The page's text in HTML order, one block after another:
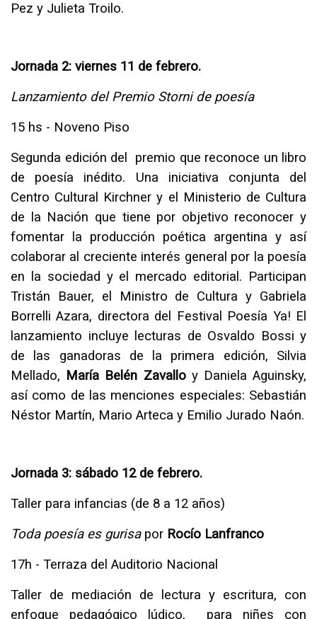
Pez y Julieta Troilo.
Jornada 2: viernes 11 de febrero.
Lanzamiento del Premio Storni de poesía
15 hs - Noveno Piso
Segunda edición del premio que reconoce un libro
de poesía inédito. Una iniciativa conjunta del
Centro Cultural Kirchner y el Ministerio de Cultura
de la Nación que tiene por objetivo reconocer y
fomentar la producción poética argentina y así
colaborar al creciente interés general por la poesía
en la sociedad y el mercado editorial. Participan
Tristán Bauer, el Ministro de Cultura y Gabriela
Borrelli Azara, directora del Festival Poesía Ya! El
lanzamiento incluye lecturas de Osvaldo Bossi y
de las ganadoras de la primera edición, Silvia
Mellado, María Belén Zavalloy Daniela Aguinsky,
así como de las menciones especiales: Sebastián
Néstor Martín, Mario Arteca y Emilio Jurado Naón.
Jornada 3: sábado 12 de febrero.
Taller para infancias (de 8 a 12 años)
Toda poesía es gurisapor Rocío Lanfranco
17h - Terraza del Auditorio Nacional
Taller de mediación de lectura y escritura, con
enfoque pedagógico lúdico, para niñes con